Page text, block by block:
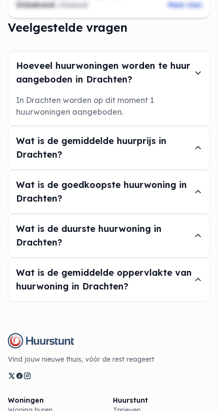
Onbekend
/maand Meer zien
Veelgestelde vragen
Hoeveel huurwoningen worden te huur
aangeboden in Drachten?
In Drachten worden op dit moment 1
huurwoningen aangeboden.
Wat is de gemiddelde huurprijs in
Drachten?
Wat is de goedkoopste huurwoning in
Drachten?
Wat is de duurste huurwoning in
Drachten?
Wat is de gemiddelde oppervlakte van
huurwoning in Drachten?
Vind jouw nieuwe thuis, vóór de rest reageert
Woningen
Huurstunt